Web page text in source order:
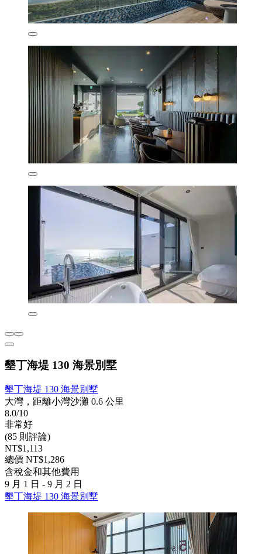
墾丁海堤 130 海景別墅
墾丁海堤 130 海景別墅
大灣，距離小灣沙灘 0.6 公里
8.0/10
非常好
(85 則評論)
NT$1,113
總價 NT$1,286
含稅金和其他費用
9 月 1 日 - 9 月 2 日
墾丁海堤 130 海景別墅